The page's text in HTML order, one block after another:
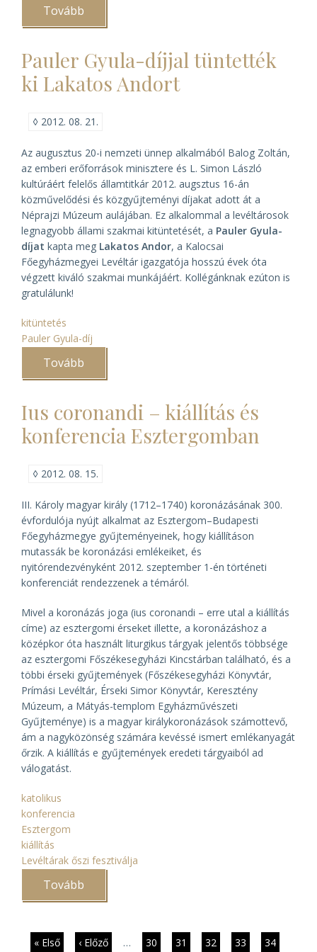
Tovább
Márton
Veszprémben)
Pauler Gyula-díjjal tüntették
ki Lakatos Andort
◊ 2012. 08. 21.
Az augusztus 20-i nemzeti ünnep alkalmából Balog Zoltán,
az emberi erőforrások minisztere és L. Simon László
kultúráért felelős államtitkár 2012. augsztus 16-án
közművelődési és közgyűjteményi díjakat adott át a
Néprajzi Múzeum aulájában. Ez alkalommal a levéltárosok
legnagyobb állami szakmai kitüntetését, a Pauler Gyula-
díjat kapta meg Lakatos Andor, a Kalocsai
Főegyházmegyei Levéltár igazgatója hosszú évek óta
végzett kiváló szakmai munkájáért. Kollégánknak ezúton is
gratulálunk!
kitüntetés
Pauler Gyula-díj
Tovább
díjjal
ki
Lakatos
Andort)
Ius coronandi – kiállítás és
konferencia Esztergomban
◊ 2012. 08. 15.
III. Károly magyar király (1712–1740) koronázásának 300.
évfordulója nyújt alkalmat az Esztergom–Budapesti
Főegyházmegye gyűjteményeinek, hogy kiállításon
mutassák be koronázási emlékeiket, és
nyitórendezvényként 2012. szeptember 1-én történeti
konferenciát rendezzenek a témáról.
Mivel a koronázás joga (ius coronandi – erre utal a kiállítás
címe) az esztergomi érseket illette, a koronázáshoz a
középkor óta használt liturgikus tárgyak jelentős többsége
az esztergomi Főszékesegyházi Kincstárban található, és a
többi érseki gyűjtemények (Főszékesegyházi Könyvtár,
Prímási Levéltár, Érseki Simor Könyvtár, Keresztény
Múzeum, a Mátyás-templom Egyházművészeti
Gyűjteménye) is a magyar királykoronázások számottevő,
ám a nagyközönség számára kevéssé ismert emlékanyagát
őrzik. A kiállítás e gyűjtemények eredeti tárgyaiból ad
válogatást.
katolikus
konferencia
Esztergom
kiállítás
Levéltárak őszi fesztiválja
Tovább
–
és
konferencia
Oldalszámozás
Első
« Első
Előző
‹ Előző … Page
30 Page
31 Page
32 Page
33
Jelenlegi
34